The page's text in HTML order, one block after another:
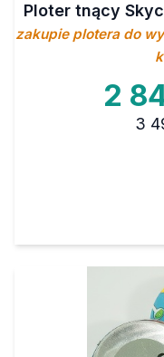
Ploter tnący
zakupie plotera do
2
3